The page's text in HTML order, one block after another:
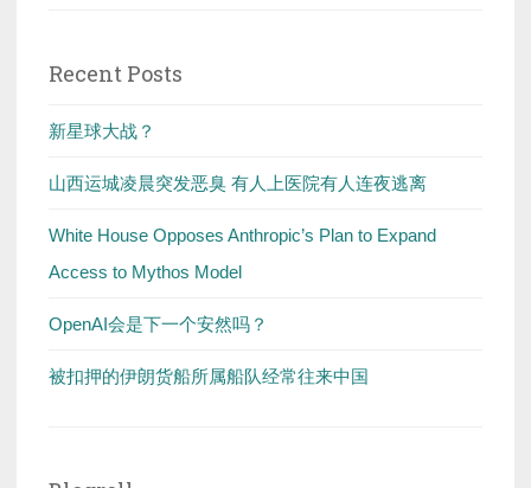
Recent Posts
新星球大战？
山西运城凌晨突发恶臭 有人上医院有人连夜逃离
White House Opposes Anthropic’s Plan to Expand
Access to Mythos Model
OpenAI会是下一个安然吗？
被扣押的伊朗货船所属船队经常往来中国